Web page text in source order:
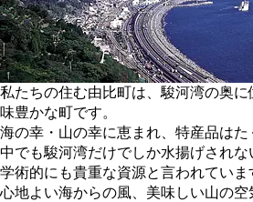
私たちの住む由比町は、駿河湾の奥
味豊かな町です。
海の幸・山の幸に恵まれ、特産品はた
中でも駿河湾だけでしか水揚げされな
学術的にも貴重な資源と言われていま
心地よい海からの風、美味しい山の